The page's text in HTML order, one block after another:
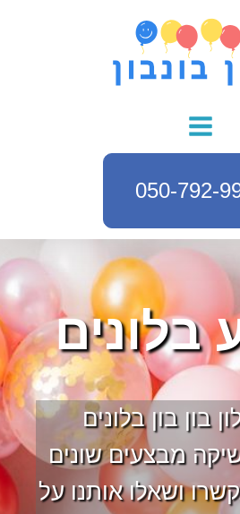
050-792-
בלונים
בון בון בלונים
מבצעים שונים
ושאלו אותנו על